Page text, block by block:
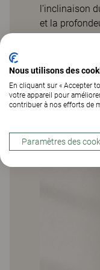
l’inclinaison
et la
l’option
l’aspect du
du Kinnarps
Nous utilisons des
En cliquant sur « Accepter
votre appareil pour
contribuer à nos efforts de
Paramètres des